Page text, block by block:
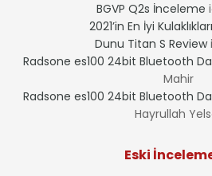
BGVP Q2s İnceleme
2021’in En İyi Kulaklıkları
Dunu Titan S Review
Radsone es100 24bit Bluetooth
Mahir
Radsone es100 24bit Bluetooth
Hayrullah
Eski